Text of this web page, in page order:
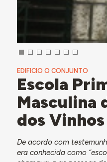
EDIFICIO O CONJUNTO
Escola
Masculina
dos Vinhos
De acordo com
era conhecida como